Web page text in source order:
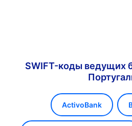
SWIFT-коды ведущих
ActivoBank